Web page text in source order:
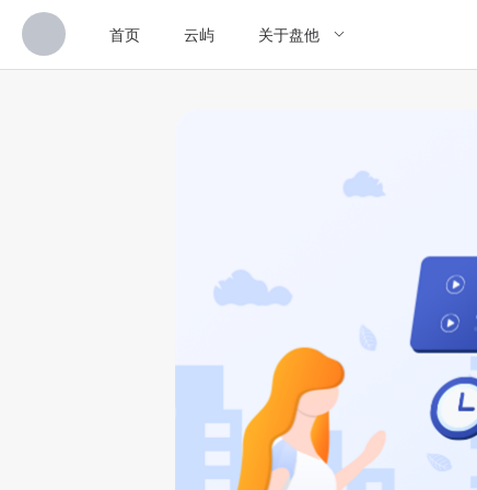
首页 云屿 关于盘他